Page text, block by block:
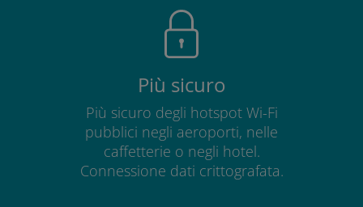
Più sicuro
Più sicuro degli hotspot Wi-Fi
pubblici negli aeroporti, nelle
caffetterie o negli hotel.
Connessione dati crittografata.